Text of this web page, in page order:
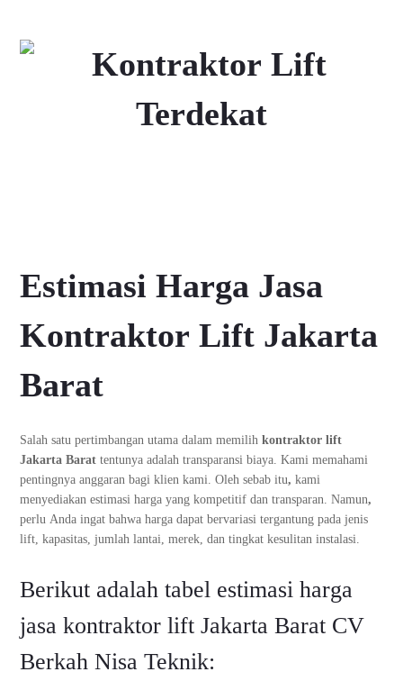
Estimasi Harga Jasa
Kontraktor Lift Jakarta
Barat
Salah satu pertimbangan utama dalam memilihkontraktor lift
Jakarta Barattentunya adalah transparansi biaya. Kami memahami
pentingnya anggaran bagi klien kami. Oleh sebab itu, kami
menyediakan estimasi harga yang kompetitif dan transparan. Namun,
perlu Anda ingat bahwa harga dapat bervariasi tergantung pada jenis
lift, kapasitas, jumlah lantai, merek, dan tingkat kesulitan instalasi.
Berikut adalah tabel estimasi harga
jasa kontraktor lift Jakarta Barat CV
Berkah Nisa Teknik: